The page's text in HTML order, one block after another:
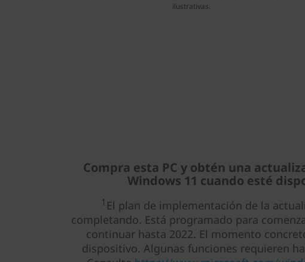
ilustrativas.
Compra esta PC y obtén una
Windows 11 cuando esté
1 El plan de implementación de la
completando. Está programado para
continuar hasta 2022. El momento
dispositivo. Algunas funciones requieren